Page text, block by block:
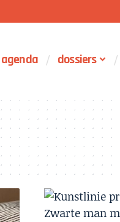
agenda dossiers